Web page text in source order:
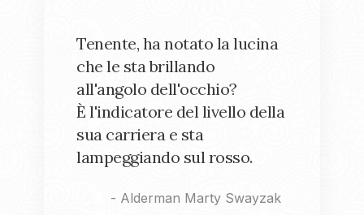
Tenente, ha notato la lucina
che le sta brillando
all'angolo dell'occhio?
È l'indicatore del livello della
sua carriera e sta
lampeggiando sul rosso.
- Alderman Marty Swayzak